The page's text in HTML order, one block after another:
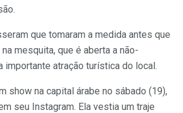
que tomaram a medida antes que
mesquita, que é aberta a não-
importante atração turística do local.
show na capital árabe no sábado (19),
seu Instagram. Ela vestia um traje